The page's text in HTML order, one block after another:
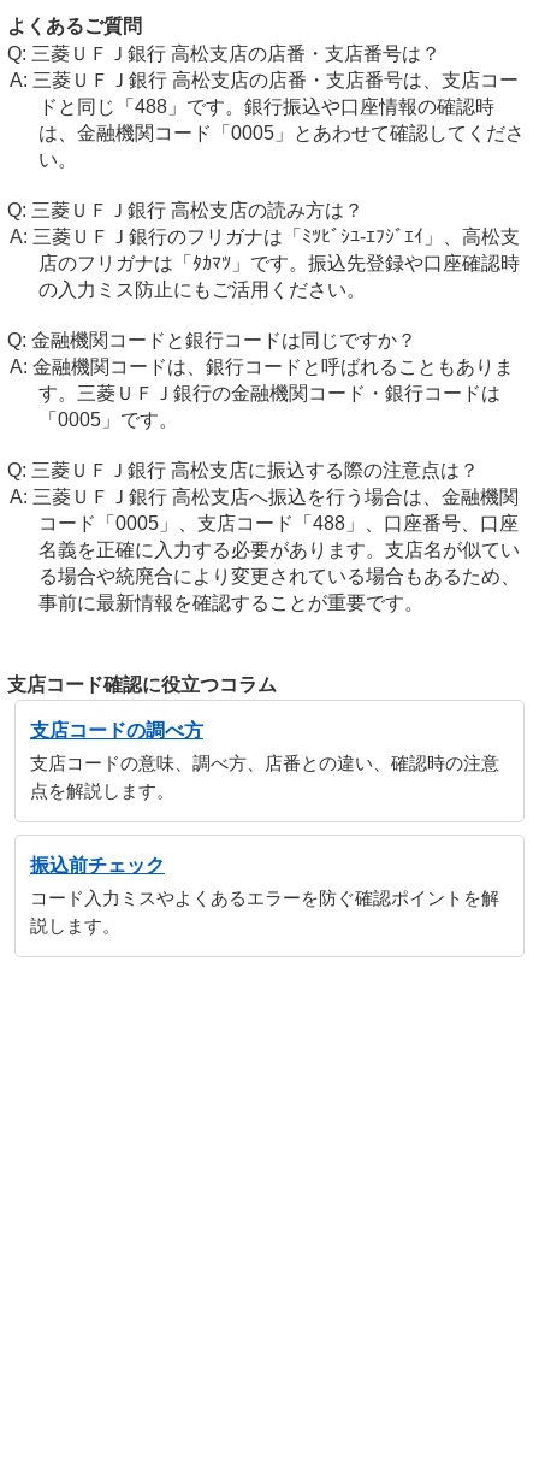
よくあるご質問
三菱ＵＦＪ銀行 高松支店の店番・支店番号は？
三菱ＵＦＪ銀行 高松支店の店番・支店番号は、支店コー
ドと同じ「488」です。銀行振込や口座情報の確認時
は、金融機関コード「0005」とあわせて確認してくださ
い。
三菱ＵＦＪ銀行 高松支店の読み方は？
三菱ＵＦＪ銀行のフリガナは「ﾐﾂﾋﾞｼﾕ-ｴﾌｼﾞｴｲ」、高松支
店のフリガナは「ﾀｶﾏﾂ」です。振込先登録や口座確認時
の入力ミス防止にもご活用ください。
金融機関コードと銀行コードは同じですか？
金融機関コードは、銀行コードと呼ばれることもありま
す。三菱ＵＦＪ銀行の金融機関コード・銀行コードは
「0005」です。
三菱ＵＦＪ銀行 高松支店に振込する際の注意点は？
三菱ＵＦＪ銀行 高松支店へ振込を行う場合は、金融機関
コード「0005」、支店コード「488」、口座番号、口座
名義を正確に入力する必要があります。支店名が似てい
る場合や統廃合により変更されている場合もあるため、
事前に最新情報を確認することが重要です。
支店コード確認に役立つコラム
支店コードの調べ方
支店コードの意味、調べ方、店番との違い、確認時の注意
点を解説します。
振込前チェック
コード入力ミスやよくあるエラーを防ぐ確認ポイントを解
説します。